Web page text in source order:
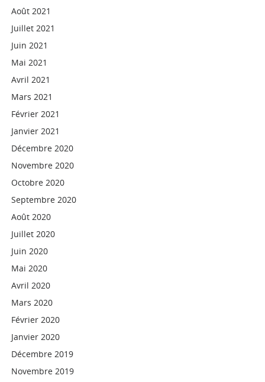
Août 2021
Juillet 2021
Juin 2021
Mai 2021
Avril 2021
Mars 2021
Février 2021
Janvier 2021
Décembre 2020
Novembre 2020
Octobre 2020
Septembre 2020
Août 2020
Juillet 2020
Juin 2020
Mai 2020
Avril 2020
Mars 2020
Février 2020
Janvier 2020
Décembre 2019
Novembre 2019